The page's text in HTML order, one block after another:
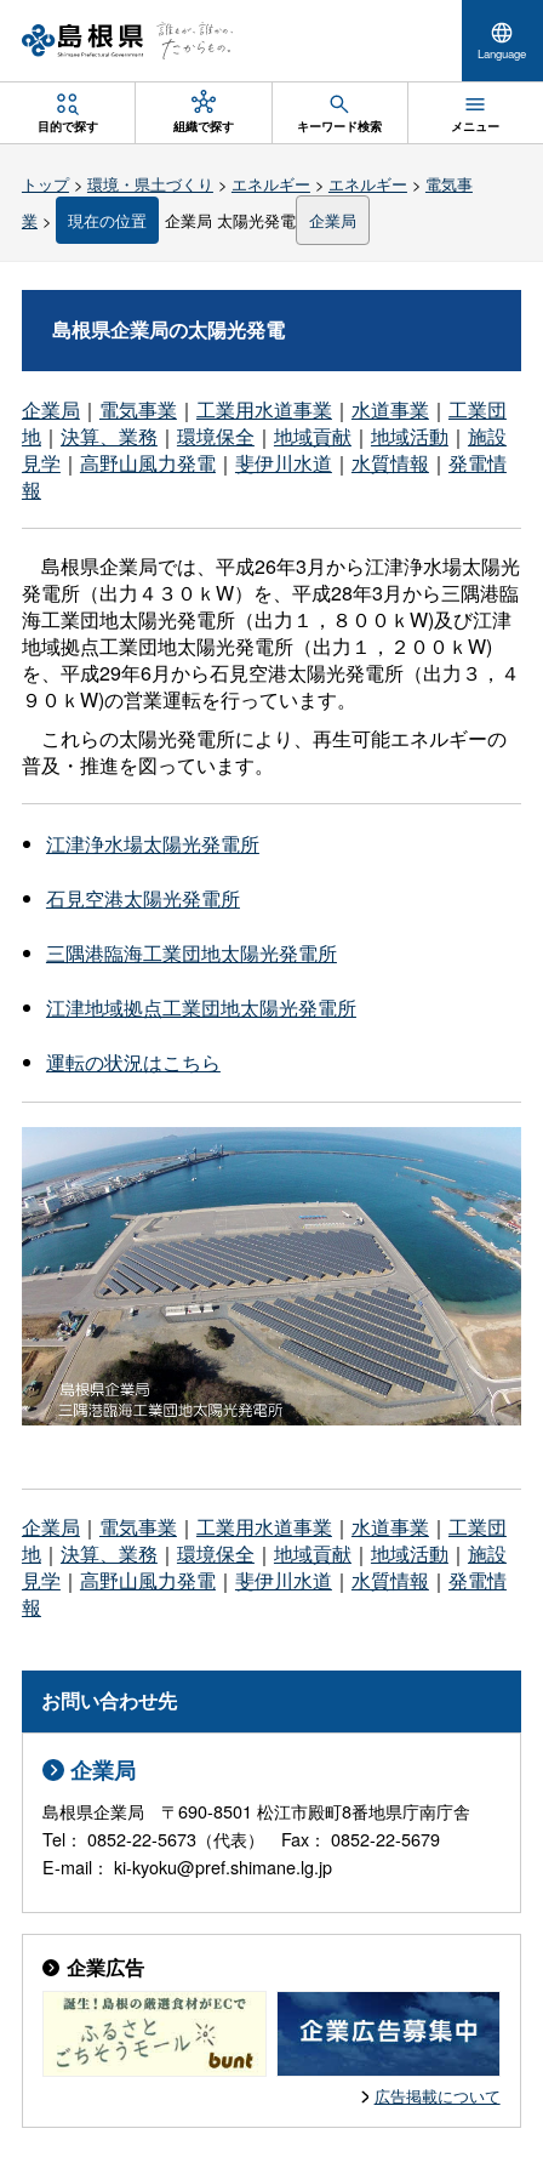
Language
目的で探す 組織で探す キーワード検索 メニュー
トップ> 環境・県土づくり > エネルギー > エネルギー > 電気事
業> 現在の位置 企業局 太陽光発電 企業局
島根県企業局の太陽光発電
企業局 ｜ 電気事業 ｜ 工業用水道事業 ｜ 水道事業 ｜ 工業団
地｜ 決算、業務 ｜ 環境保全 ｜ 地域貢献｜ 地域活動 ｜ 施設
見学 ｜ 高野山風力発電 ｜ 斐伊川水道 ｜ 水質情報 ｜ 発電情
報
島根県企業局では、平成26年3月から江津浄水場太陽光
発電所（出力４３０ｋW）を、平成28年3月から三隅港臨
海工業団地太陽光発電所（出力１，８００ｋW)及び江津
地域拠点工業団地太陽光発電所（出力１，２００ｋW)
を、平成29年6月から石見空港太陽光発電所（出力３，４
９０ｋW)の営業運転を行っています。
これらの太陽光発電所により、再生可能エネルギーの
普及・推進を図っています。
江津浄水場太陽光発電所
石見空港太陽光発電所
三隅港臨海工業団地太陽光発電所
江津地域拠点工業団地太陽光発電所
運転の状況はこちら
企業局 ｜ 電気事業 ｜ 工業用水道事業 ｜ 水道事業 ｜ 工業団
地｜ 決算、業務 ｜ 環境保全 ｜ 地域貢献｜ 地域活動 ｜ 施設
見学 ｜ 高野山風力発電｜ 斐伊川水道 ｜ 水質情報 ｜ 発電情
報
お問い合わせ先
企業局
島根県企業局 〒690-8501 松江市殿町8番地県庁南庁舎
Tel： 0852-22-5673（代表） Fax： 0852-22-5679
E-mail： ki-kyoku@pref.shimane.lg.jp
企業広告
広告掲載について